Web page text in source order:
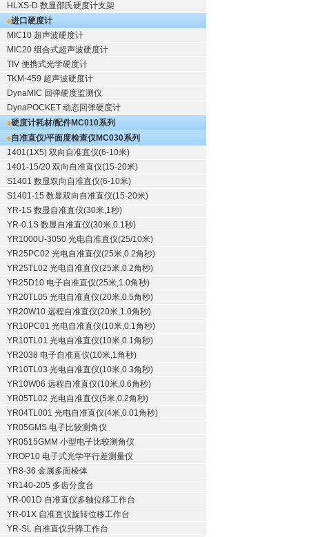
HLXS-D 数显邵氏硬度计支架
进口硬度计
MIC10 超声波硬度计
MIC20 组合式超声波硬度计
TIV 便携式光学硬度计
TKM-459 超声波硬度计
DynaMIC 回弹硬度监测仪
DynaPOCKET 动态回弹硬度计
硬度计耗材/配件MC010系列
自准直仪/平面度检查仪MC030系列
1401(1X5) 双向自准直仪(6-10米)
1401-15/20 双向自准直仪(15-20米)
S1401 数显双向自准直仪(6-10米)
S1401-15 数显双向自准直仪(15-20米)
YR-1S 数显自准直仪(30米,1秒)
YR-0.1S 数显自准直仪(30米,0.1秒)
YR1000U-3050 光电自准直仪(25/10米)
YR25PC02 光电自准直仪(25米,0.2角秒)
YR25TL02 光电自准直仪(25米,0.2角秒)
YR25D10 电子自准直仪(25米,1.0角秒)
YR20TL05 光电自准直仪(20米,0.5角秒)
YR20W10 远程自准直仪(20米,1.0角秒)
YR10PC01 光电自准直仪(10米,0.1角秒)
YR10TL01 光电自准直仪(10米,0.1角秒)
YR2038 电子自准直仪(10米,1角秒)
YR10TL03 光电自准直仪(10米,0.3角秒)
YR10W06 远程自准直仪(10米,0.6角秒)
YR05TL02 光电自准直仪(5米,0.2角秒)
YR04TL001 光电自准直仪(4米,0.01角秒)
YR05GMS 电子比较测角仪
YR0515GMM 小型电子比较测角仪
YROP10 电子式光学平行差测量仪
YR8-36 金属多面棱体
YR140-205 多齿分度台
YR-001D 自准直仪多轴位移工作台
YR-01X 自准直仪旋转位移工作台
YR-SL 自准直仪升降工作台